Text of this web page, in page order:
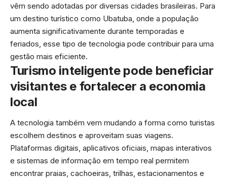
vêm sendo adotadas por diversas cidades brasileiras. Para
um destino turístico como Ubatuba, onde a população
aumenta significativamente durante temporadas e
feriados, esse tipo de tecnologia pode contribuir para uma
gestão mais eficiente.
Turismo inteligente pode beneficiar
visitantes e fortalecer a economia
local
A tecnologia também vem mudando a forma como turistas
escolhem destinos e aproveitam suas viagens.
Plataformas digitais, aplicativos oficiais, mapas interativos
e sistemas de informação em tempo real permitem
encontrar praias, cachoeiras, trilhas, estacionamentos e